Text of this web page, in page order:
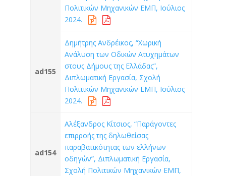
Πολιτικών Μηχανικών ΕΜΠ, Ιούλιος
2024.
ad155
Δημήτρης Ανδρέικος, “Χωρική
Ανάλυση των Οδικών Ατυχημάτων
στους Δήμους της Ελλάδας”,
Διπλωματική Εργασία, Σχολή
Πολιτικών Μηχανικών ΕΜΠ, Ιούλιος
2024.
ad154
Αλέξανδρος Κίτσιος, “Παράγοντες
επιρροής της δηλωθείσας
παραβατικότητας των ελλήνων
οδηγών”, Διπλωματική Εργασία,
Σχολή Πολιτικών Μηχανικών ΕΜΠ,